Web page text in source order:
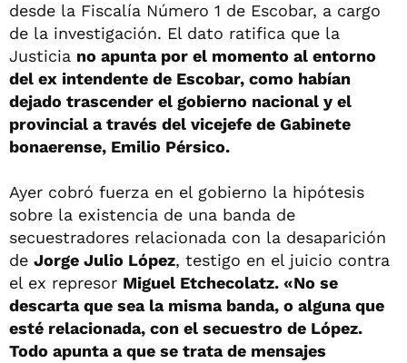
desde la Fiscalía Número 1 de Escobar, a cargo
de la investigación. El dato ratifica que la
Justicia no apunta por el momento al entorno
del ex intendente de Escobar, como habían
dejado trascender el gobierno nacional y el
provincial a través del vicejefe de Gabinete
bonaerense, Emilio Pérsico.
Ayer cobró fuerza en el gobierno la hipótesis
sobre la existencia de una banda de
secuestradores relacionada con la desaparición
de Jorge Julio López, testigo en el juicio contra
el ex represor Miguel Etchecolatz. «No se
descarta que sea la misma banda, o alguna que
esté relacionada, con el secuestro de López.
Todo apunta a que se trata de mensajes